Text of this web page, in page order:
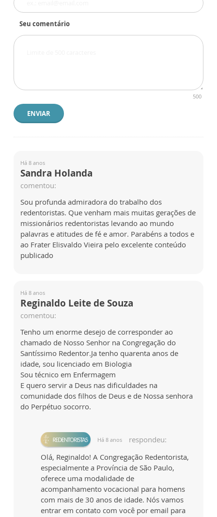
Seu comentário
500
ENVIAR
Há 8 anos
Sandra Holanda
comentou:
Sou profunda admiradora do trabalho dos
redentoristas. Que venham mais muitas gerações de
missionários redentoristas levando ao mundo
palavras e atitudes de fé e amor. Parabéns a todos e
ao Frater Elisvaldo Vieira pelo excelente conteúdo
publicado
Há 8 anos
Reginaldo Leite de Souza
comentou:
Tenho um enorme desejo de corresponder ao
chamado de Nosso Senhor na Congregação do
Santíssimo Redentor.Ja tenho quarenta anos de
idade, sou licenciado em Biologia
Sou técnico em Enfermagem
E quero servir a Deus nas dificuldades na
comunidade dos filhos de Deus e de Nossa senhora
do Perpétuo socorro.
Há 8 anos
respondeu:
Olá, Reginaldo! A Congregação Redentorista,
especialmente a Província de São Paulo,
oferece uma modalidade de
acompanhamento vocacional para homens
com mais de 30 anos de idade. Nós vamos
entrar em contato com você por email para